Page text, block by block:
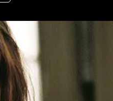
colocados em estado
para atender
avaliou que os terremotos